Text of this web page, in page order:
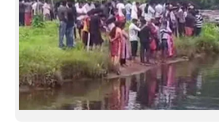
ART
ASTRO